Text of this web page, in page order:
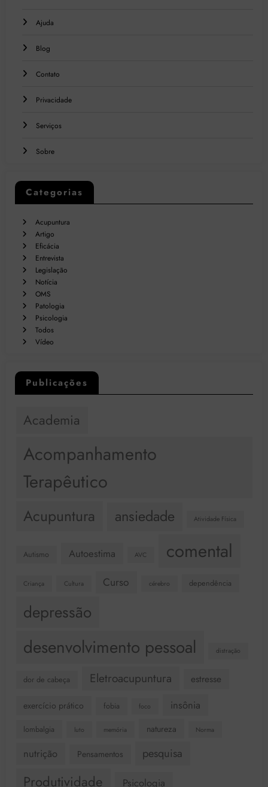
Ajuda
Blog
Contato
Privacidade
Serviços
Sobre
Categorias
Acupuntura
Artigo
Eficácia
Entrevista
Legislação
Notícia
OMS
Patologia
Psicologia
Todos
Vídeo
Publicações
Academia
Acompanhamento
Terapêutico
Acupuntura ansiedade Atividade Física
Autismo Autoestima AVC comental
Criança Cultura Curso cérebro dependência
depressão
desenvolvimento pessoal distração
dor de cabeça Eletroacupuntura estresse
exercício prático fobia foco insônia
lombalgia luto memória natureza Norma
nutrição Pensamentos pesquisa
Produtividade Psicologia